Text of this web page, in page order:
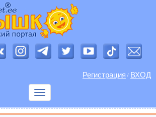
Регистрация / ВХОД
Показать